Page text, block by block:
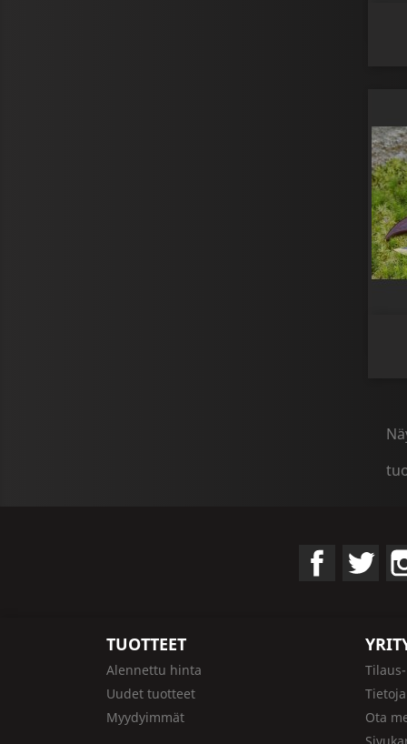
Facebook
TUOTTEET
Alennettu hinta
Uudet tuotteet
Myydyimmät
Ota